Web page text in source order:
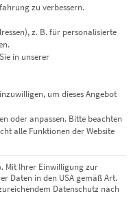
zu verbessern.
z. B. für personalisierte
in unserer
um dieses Angebot
oder anpassen. Bitte beachten
alle Funktionen der Website
Mit Ihrer Einwilligung zur
Daten in den USA gemäß Art.
Datenschutz nach